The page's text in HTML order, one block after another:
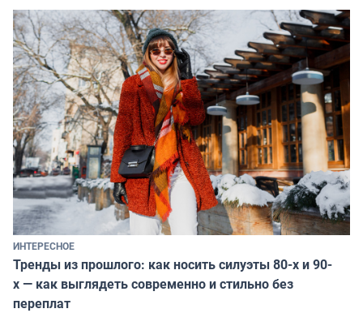
ИНТЕРЕСНОЕ
Тренды из прошлого: как носить силуэты 80-х и 90-
х — как выглядеть современно и стильно без
переплат